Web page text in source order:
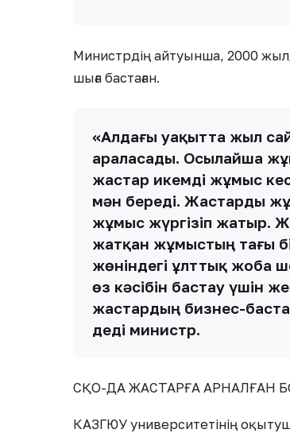
Министрдің айтуынша, 2000
шыға бастаған.
«Алдағы уақытта жыл
араласады. Осылайша
жастар икемді жұмыс
мән береді. Жастарды
жұмыс жүргізіп жатыр.
жатқан жұмыстың тағы
жөніндегі ұлттық жоба
өз кәсібін бастау үшін
жастардың бизнес-
деді министр.
СҚО-ДА ЖАСТАРҒА АРНАЛҒАН
КАЗГЮУ университетінің